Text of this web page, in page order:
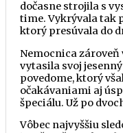
dočasne strojila s
time. Vykrývala tak
ktorý presúvala do
Nemocnica
vytasila svoj
povedome, ktorý
očakávaniami aj
špeciálu. Už po
Vôbec najvyššiu